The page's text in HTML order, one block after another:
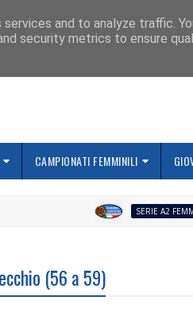
CAMPIONATI FEMMINILI
SERIE A2 FEMMINILE
(56 a 59)
and to analyze traffic.
security metrics to ensure